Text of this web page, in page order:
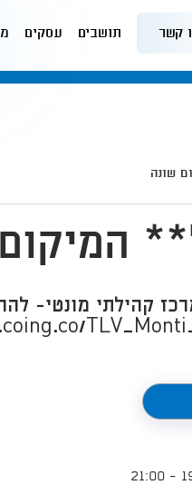
קשר תושבים עסקים
שונה
קהילתי מונטי-
-
21:00